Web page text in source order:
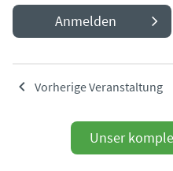
Anmelden
Vorherige Veranstaltung
Unser